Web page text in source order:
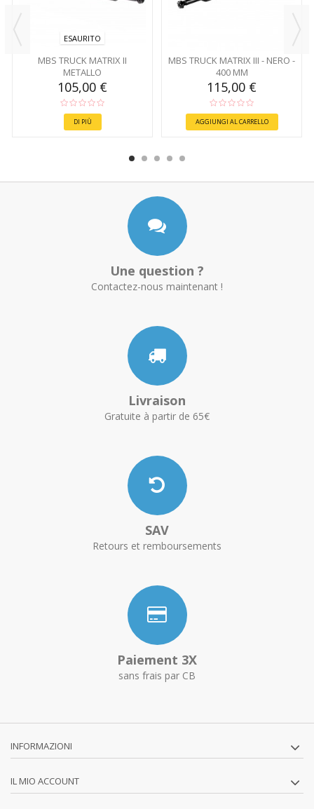
ESAURITO
MBS TRUCK MATRIX II
METALLO
105,00 €
DI PIÙ
MBS TRUCK MATRIX III - NERO -
400 MM
115,00 €
AGGIUNGI AL CARRELLO
Une question ?
Contactez-nous maintenant !
Livraison
Gratuite à partir de 65€
SAV
Retours et remboursements
Paiement 3X
sans frais par CB
INFORMAZIONI
IL MIO ACCOUNT